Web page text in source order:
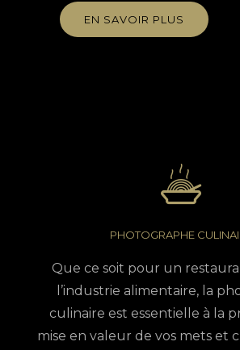
EN SAVOIR PLUS
PHOTOGRAPHE
Que ce soit pour un
l’industrie alimentaire, la
culinaire est essentielle à la
mise en valeur de vos mets et